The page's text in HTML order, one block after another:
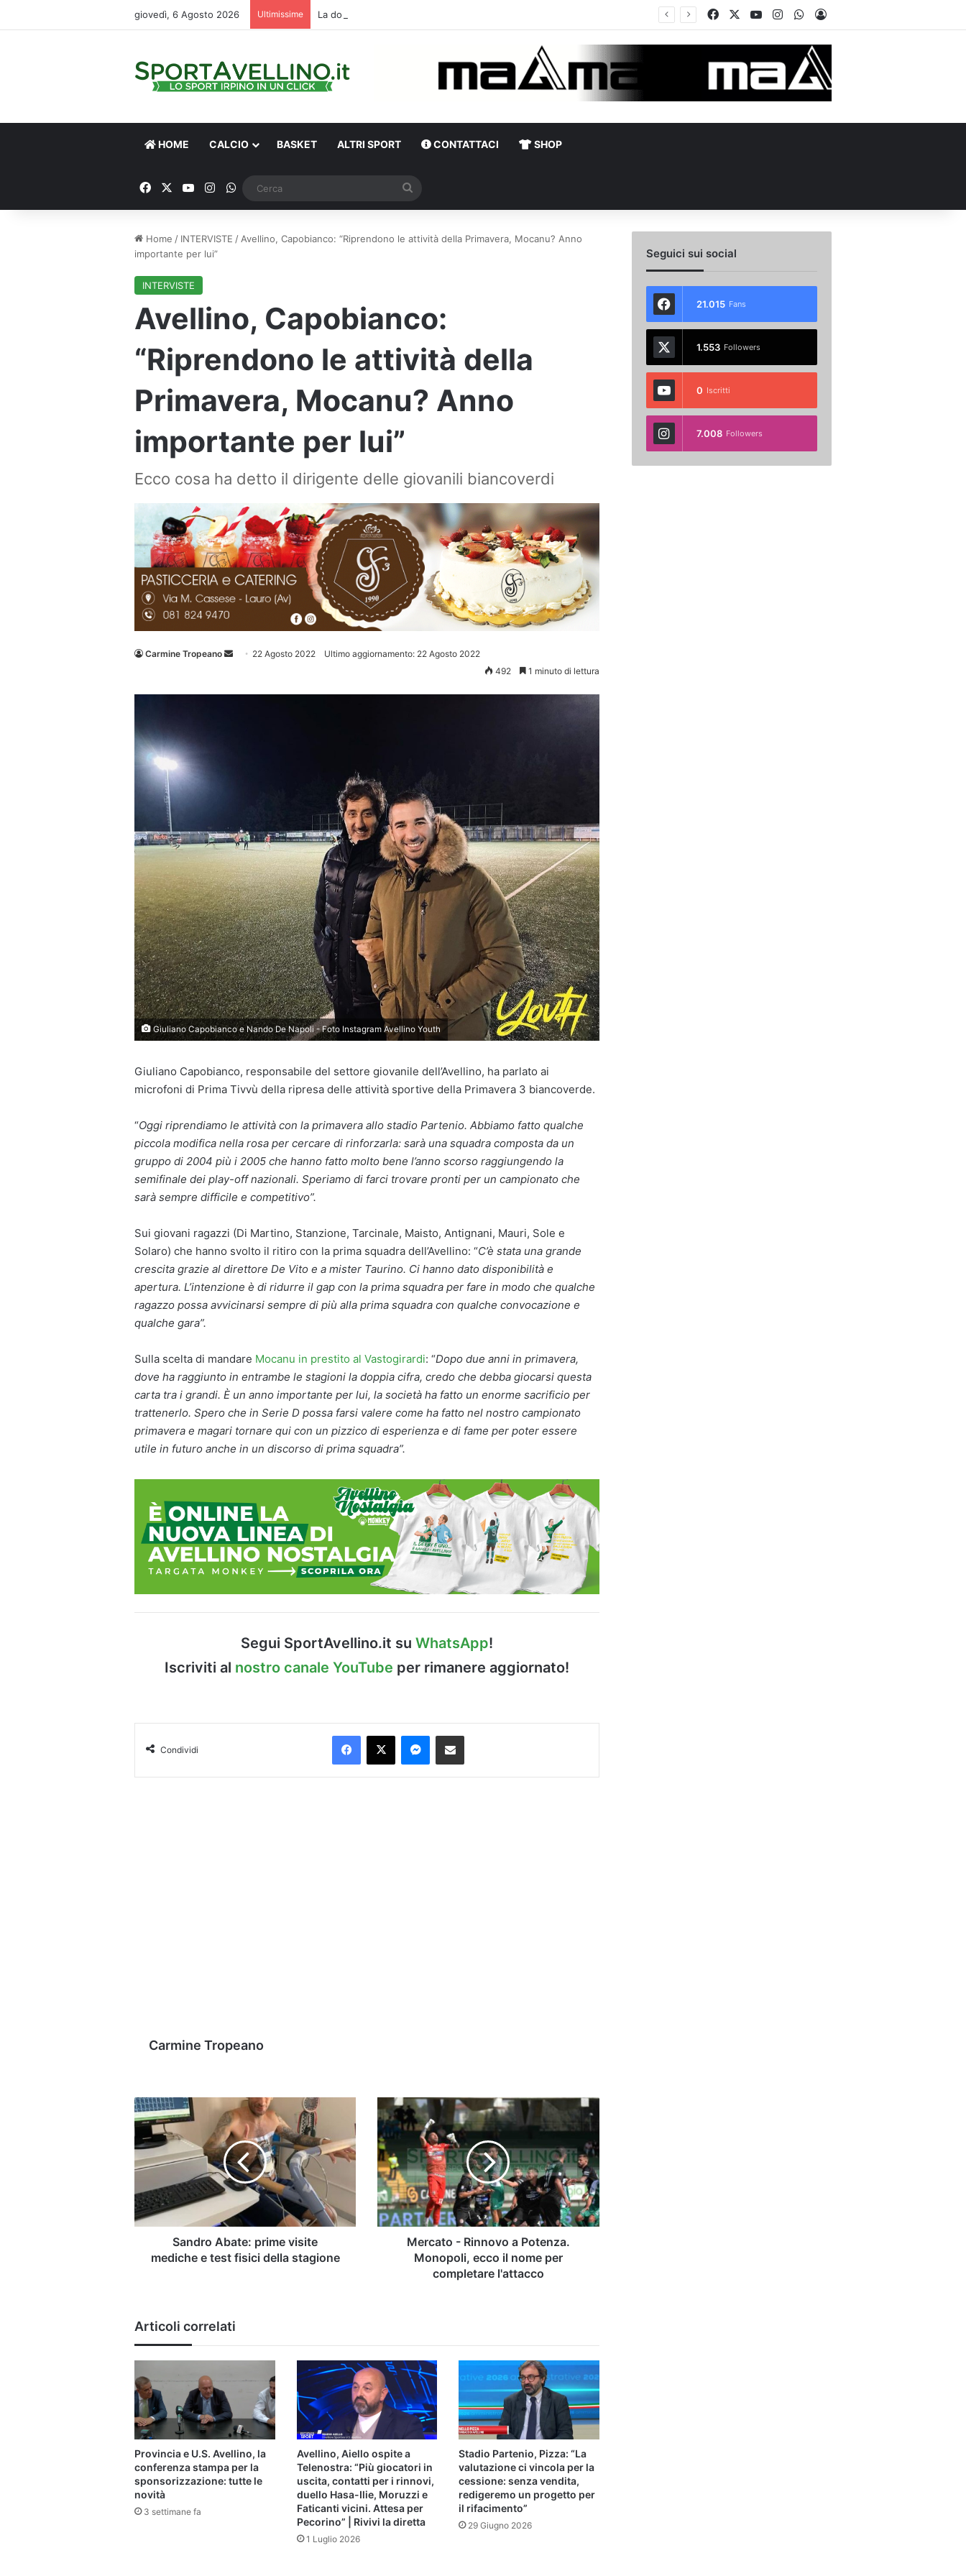
giovedì, 6 Agosto 2026 Ultimissime FacebookYou TubeInstagramWhatsApp
Accedi
HOME CALCIO BASKET ALTRI SPORT CONTATTACI SHOP
FacebookYou TubeInstagram
WhatsApp
Home / INTERVISTE / Avellino, Capobianco: “Riprendono le attività della Primavera, Mocanu? Anno
importante per lui”
INTERVISTE
Avellino, Capobianco:
“Riprendono le attività della
Primavera, Mocanu? Anno
importante per lui”
Ecco cosa ha detto il dirigente delle giovanili biancoverdi
Carmine Tropeano
Invia 22 Agosto 2022
Ultimo aggiornamento: 22 Agosto 2022
492
1 minuto di lettura
Giuliano Capobianco e Nando De Napoli - Foto Instagram Avellino Youth
Giuliano Capobianco, responsabile del settore giovanile dell’Avellino, ha parlato ai
microfoni di Prima Tivvù della ripresa delle attività sportive della Primavera 3 biancoverde.
“Oggi riprendiamo le attività con la primavera allo stadio Partenio. Abbiamo fatto qualche
piccola modifica nella rosa per cercare di rinforzarla: sarà una squadra composta da un
gruppo di 2004 più i 2005 che hanno fatto molto bene l’anno scorso raggiungendo la
semifinale dei play-off nazionali. Speriamo di farci trovare pronti per un campionato che
sarà sempre difficile e competitivo”.
Sui giovani ragazzi (Di Martino, Stanzione, Tarcinale, Maisto, Antignani, Mauri, Sole e
Solaro) che hanno svolto il ritiro con la prima squadra dell’Avellino: “C’è stata una grande
crescita grazie al direttore De Vito e a mister Taurino. Ci hanno dato disponibilità e
apertura. L’intenzione è di ridurre il gap con la prima squadra per fare in modo che qualche
ragazzo possa avvicinarsi sempre di più alla prima squadra con qualche convocazione e
qualche gara”.
Sulla scelta di mandare Mocanu in prestito al Vastogirardi: “Dopo due anni in primavera,
dove ha raggiunto in entrambe le stagioni la doppia cifra, credo che debba giocarsi questa
carta tra i grandi. È un anno importante per lui, la società ha fatto un enorme sacrificio per
trattenerlo. Spero che in Serie D possa farsi valere come ha fatto nel nostro campionato
primavera e magari tornare qui con un pizzico di esperienza e di fame per poter essere
utile in futuro anche in un discorso di prima squadra”.
Segui SportAvellino.it su WhatsApp!
Iscriviti al nostro canale YouTube per rimanere aggiornato!
Condividi
Facebook
X Messenger
Condividi via Email
Carmine Tropeano
Sandro
Abate:
prime
visite
mediche
test
fisici
della
Sandro Abate: prime visite
mediche e test fisici della stagione
Mercato
-
Rinnovo
a
Potenza.
Monopoli,
ecco
il
nome
completare
Mercato - Rinnovo a Potenza.
Monopoli, ecco il nome per
completare l'attacco
Articoli correlati
Provincia e U.S. Avellino, la
conferenza stampa per la
sponsorizzazione: tutte le
novità
3 settimane fa
Avellino, Aiello ospite a
Telenostra: “Più giocatori in
uscita, contatti per i rinnovi,
duello Hasa-Ilie, Moruzzi e
Faticanti vicini. Attesa per
Pecorino” | Rivivi la diretta
1 Luglio 2026
Stadio Partenio, Pizza: “La
valutazione ci vincola per la
cessione: senza vendita,
redigeremo un progetto per
il rifacimento”
29 Giugno 2026
Seguici sui social
21.015 Fans
1.553 Followers
0 Iscritti
7.008 Followers